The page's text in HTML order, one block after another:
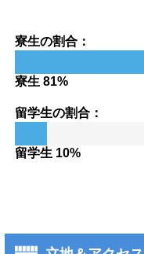
寮生の割合：
寮生 81%
留学生の割合：
留学生 10%